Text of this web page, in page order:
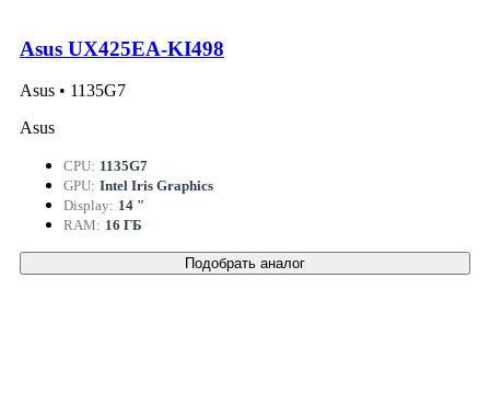
Asus UX425EA-KI498
Asus • 1135G7
Asus
CPU: 1135G7
GPU: Intel Iris Graphics
Display: 14 "
RAM: 16 ГБ
Подобрать аналог